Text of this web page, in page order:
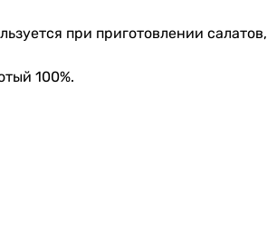
при приготовлении
100%.